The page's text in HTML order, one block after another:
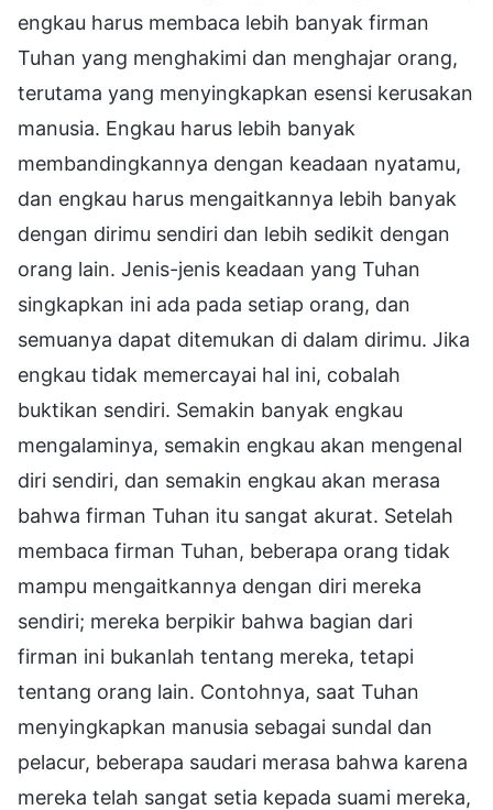
engkau harus membaca lebih banyak firman
Tuhan yang menghakimi dan menghajar orang,
terutama yang menyingkapkan esensi kerusakan
manusia. Engkau harus lebih banyak
membandingkannya dengan keadaan nyatamu,
dan engkau harus mengaitkannya lebih banyak
dengan dirimu sendiri dan lebih sedikit dengan
orang lain. Jenis-jenis keadaan yang Tuhan
singkapkan ini ada pada setiap orang, dan
semuanya dapat ditemukan di dalam dirimu. Jika
engkau tidak memercayai hal ini, cobalah
buktikan sendiri. Semakin banyak engkau
mengalaminya, semakin engkau akan mengenal
diri sendiri, dan semakin engkau akan merasa
bahwa firman Tuhan itu sangat akurat. Setelah
membaca firman Tuhan, beberapa orang tidak
mampu mengaitkannya dengan diri mereka
sendiri; mereka berpikir bahwa bagian dari
firman ini bukanlah tentang mereka, tetapi
tentang orang lain. Contohnya, saat Tuhan
menyingkapkan manusia sebagai sundal dan
pelacur, beberapa saudari merasa bahwa karena
mereka telah sangat setia kepada suami mereka,